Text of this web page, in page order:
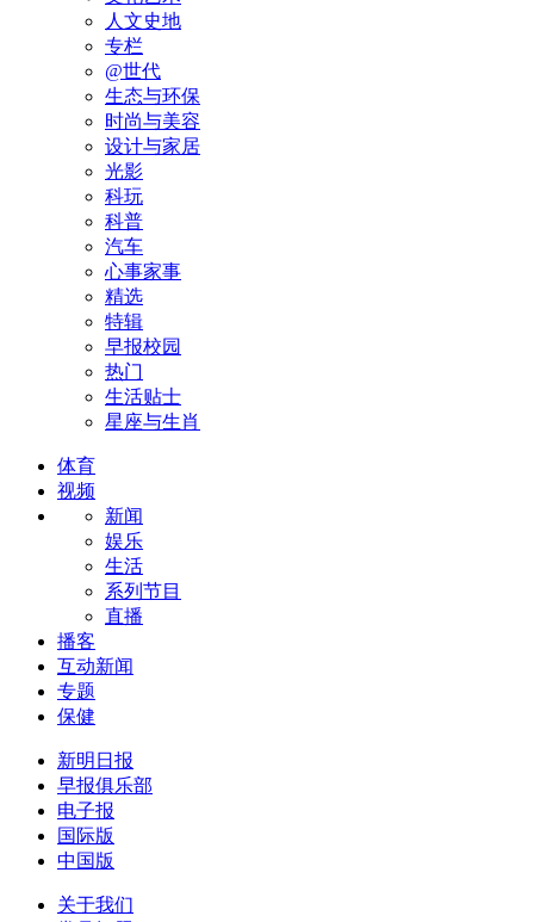
人文史地
专栏
@世代
生态与环保
时尚与美容
设计与家居
光影
科玩
科普
汽车
心事家事
精选
特辑
早报校园
热门
生活贴士
星座与生肖
体育
视频
新闻
娱乐
生活
系列节目
直播
播客
互动新闻
专题
保健
新明日报
早报俱乐部
电子报
国际版
中国版
关于我们